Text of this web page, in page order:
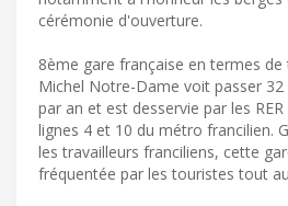
cérémonie d'ouverture.
8ème gare française en termes
Michel Notre-Dame voit passer
par an et est desservie par les
lignes 4 et 10 du métro francilien.
les travailleurs franciliens, cette
fréquentée par les touristes tout